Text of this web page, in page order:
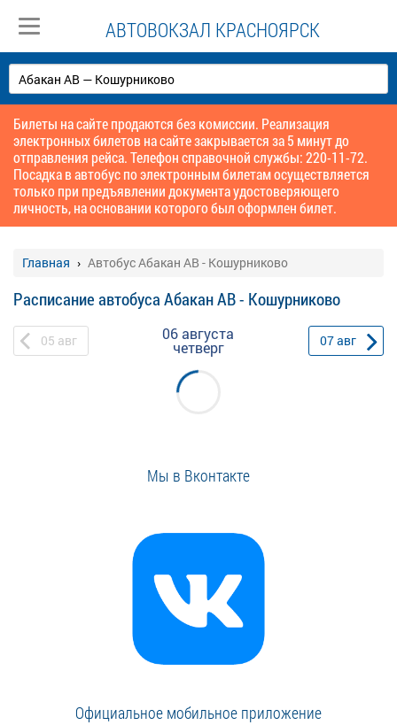
АВТОВОКЗАЛ КРАСНОЯРСК
Билеты на сайте продаются без комиссии. Реализация
электронных билетов на сайте закрывается за 5 минут до
отправления рейса. Телефон справочной службы: 220-11-72.
Посадка в автобус по электронным билетам осуществляется
только при предъявлении документа удостоверяющего
личность, на основании которого был оформлен билет.
Главная Автобус Абакан АВ - Кошурниково
Расписание автобуса Абакан АВ - Кошурниково
05 авг 06 августа
четверг 07авг
Мы в Вконтакте
Официальное мобильное приложение